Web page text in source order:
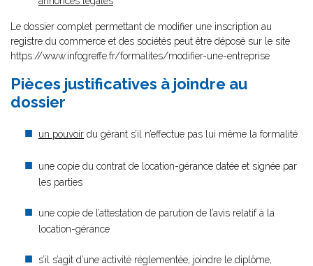
Le dossier complet permettant de modifier une inscription au
registre du commerce et des sociétés peut être déposé sur le site
https://www.infogreffe.fr/formalites/modifier-une-entreprise
Pièces justificatives à joindre au
dossier
un pouvoir du gérant s’il n’effectue pas lui même la formalité
une copie du contrat de location-gérance datée et signée par
les parties
une copie de l’attestation de parution de l’avis relatif à la
location-gérance
s’il s’agit d’une activité réglementée, joindre le diplôme,